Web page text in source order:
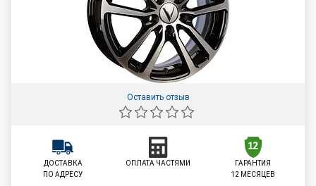
Оставить отзыв
ДОСТАВКА
ПО АДРЕСУ
ОПЛАТА ЧАСТЯМИ
ГАРАНТИЯ
12 МЕСЯЦЕВ